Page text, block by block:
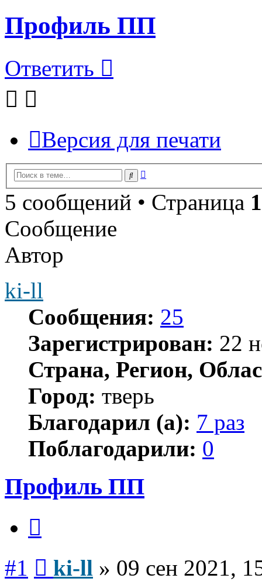
Профиль ПП
Ответить
Версия для печати
Поиск
5 сообщений • Страница 1
Сообщение
Автор
ki-ll
Сообщения: 25
Зарегистрирован: 22
Страна, Регион,
Город: тверь
Благодарил (а): 7 раз
Поблагодарили: 0
Профиль ПП
#1 ki-ll » 09 сен 2021,